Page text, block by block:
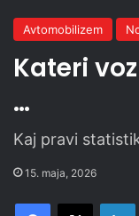
Avtomobilizem
Kateri
…
Kaj pravi
15. maja, 2026
Facebook
X